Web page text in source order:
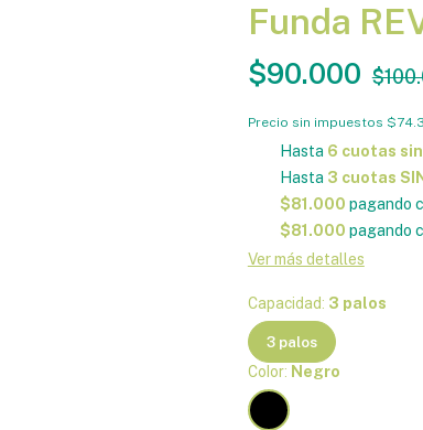
Funda
$90.000
Precio sin impuestos
Hasta 6 cuotas
Hasta 3 cuotas
$81.000 pagando
$81.000 pagando
Ver más detalles
Capacidad: 3 palos
3 palos
Color: Negro